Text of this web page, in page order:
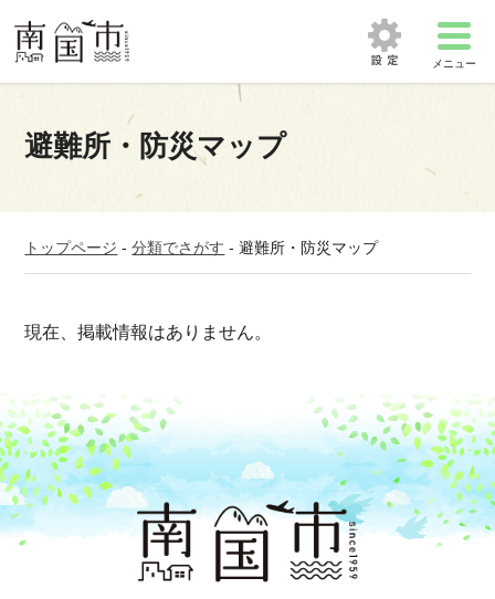
メニュー
避難所・防災マップ
トップページ -分類でさがす -避難所・防災マップ
現在、掲載情報はありません。